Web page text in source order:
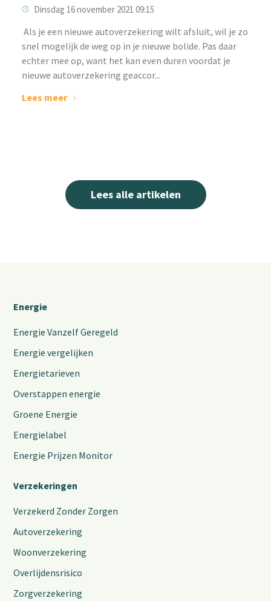
Dinsdag 16 november 2021 09:15
‌ Als je een nieuwe autoverzekering wilt afsluit, wil je zo
snel mogelijk de weg op in je nieuwe bolide. Pas daar
echter mee op, want het kan even duren voordat je
nieuwe autoverzekering geaccor...
Lees meer
Lees alle artikelen
Energie
Energie Vanzelf Geregeld
Energie vergelijken
Energietarieven
Overstappen energie
Groene Energie
Energielabel
Energie Prijzen Monitor
Verzekeringen
Verzekerd Zonder Zorgen
Autoverzekering
Woonverzekering
Overlijdensrisico
Zorgverzekering